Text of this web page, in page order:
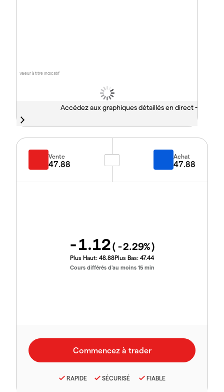
Valeur à titre indicatif
Accédez aux graphiques détaillés en direct -
Vente
47.88
Achat
47.88
-1.12( -2.29%)
Plus Haut: 48.88Plus Bas: 47.44
Cours différés d'au moins 15 min
RAPIDE SÉCURISÉ FIABLE